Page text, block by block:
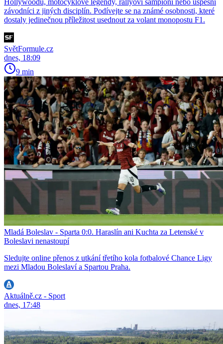
závodníci z jiných disciplín. Podívejte se na známé osobnosti, které
dostaly jedinečnou příležitost usednout za volant monopostu F1.
SvětFormule.cz
dnes, 18:09
9 min
Mladá Boleslav - Sparta 0:0. Haraslín ani Kuchta za Letenské v
Boleslavi nenastoupí
Sledujte online přenos z utkání třetího kola fotbalové Chance Ligy
mezi Mladou Boleslaví a Spartou Praha.
Aktuálně.cz - Sport
dnes, 17:48